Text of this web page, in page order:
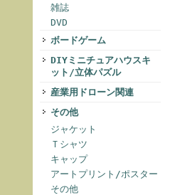
雑誌
DVD
ボードゲーム
DIYミニチュアハウスキ
ット/立体パズル
産業用ドローン関連
その他
ジャケット
Ｔシャツ
キャップ
アートプリント/ポスター
その他